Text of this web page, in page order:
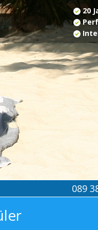
20
089